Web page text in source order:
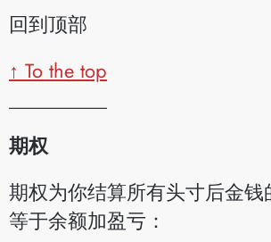
回到顶部
↑ To the top
期权
期权为你结算所有头寸后金
等于余额加盈亏：